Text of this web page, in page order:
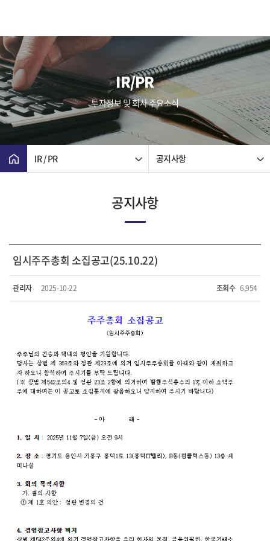
IR/PR
투자정보 및 회사 주요소식
IR / PR 공지사항
공지사항
임시주주총회 소집공고(25.10.22)
관리자 2025-10-22 조회수 6,954